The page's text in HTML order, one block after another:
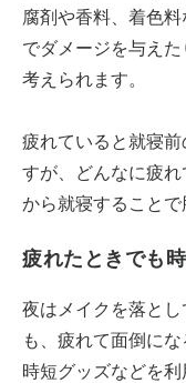
腐剤や香料、着色
でダメージを与え
考えられます。
疲れていると就寝
すが、どんなに疲
から就寝することで
疲れたときでも
夜はメイクを落と
も、疲れて面倒に
時短グッズなどを利